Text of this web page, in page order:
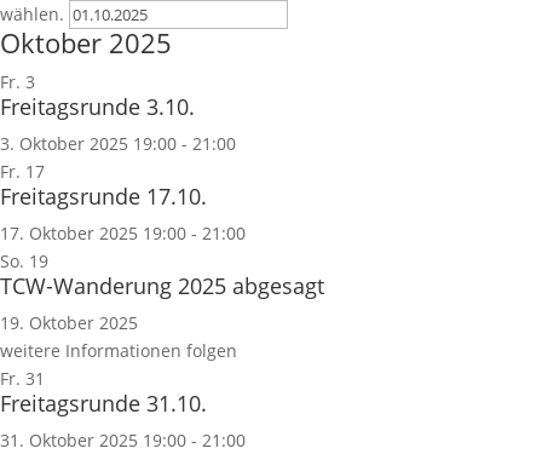
wählen.
Oktober 2025
Fr. 3
Freitagsrunde 3.10.
3. Oktober 2025 19:00 - 21:00
Fr. 17
Freitagsrunde 17.10.
17. Oktober 2025 19:00 - 21:00
So. 19
TCW-Wanderung 2025 abgesagt
19. Oktober 2025
weitere Informationen folgen
Fr. 31
Freitagsrunde 31.10.
31. Oktober 2025 19:00 - 21:00